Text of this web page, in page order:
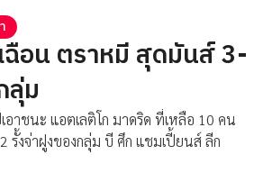
ฉือน ตราหมี สุดมันส์ 3-
ลุ่ม
อาชนะ แอตเลติโก มาดริด ที่เหลือ 10 คน
รั้งจ่าฝูงของกลุ่ม บี ศึก แชมเปี้ยนส์ ลีก